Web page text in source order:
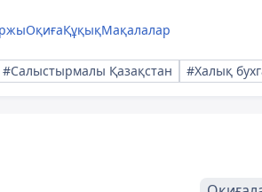
ОқиғаҚұқықМақалалар
#Салыстырмалы Қазақстан #Халық